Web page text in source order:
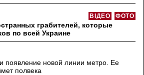
ФОТО
ВІДЕО
грабителей, которые
по всей Украине
появление новой линии метро. Ее
полвека